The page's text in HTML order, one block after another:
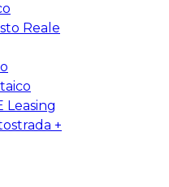
Reale
Leasing
+